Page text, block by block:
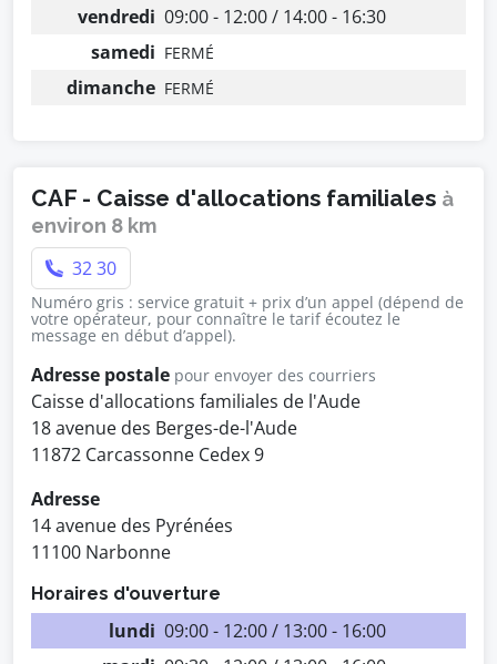
vendredi 09:00 - 12:00 / 14:00 - 16:30
samedi FERMÉ
dimanche FERMÉ
CAF - Caisse d'allocations familiales à
environ 8 km
32 30
Numéro gris : service gratuit + prix d’un appel (dépend de
votre opérateur, pour connaître le tarif écoutez le
message en début d’appel).
Adresse postale pour envoyer des courriers
Caisse d'allocations familiales de l'Aude
18 avenue des Berges-de-l'Aude
11872 Carcassonne Cedex 9
Adresse
14 avenue des Pyrénées
11100 Narbonne
Horaires d'ouverture
lundi 09:00 - 12:00 / 13:00 - 16:00